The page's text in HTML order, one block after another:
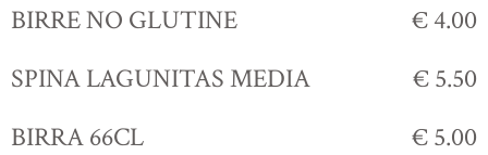
BIRRE NO GLUTINE
€ 4.00
SPINA LAGUNITAS MEDIA
€ 5.50
BIRRA 66CL
€ 5.00